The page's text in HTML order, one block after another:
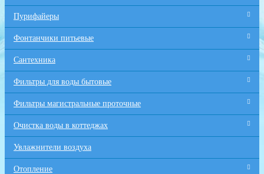
Пурифайеры
Фонтанчики питьевые
Сантехника
Фильтры для воды бытовые
Фильтры магистральные проточные
Очистка воды в коттеджах
Увлажнители воздуха
Отопление